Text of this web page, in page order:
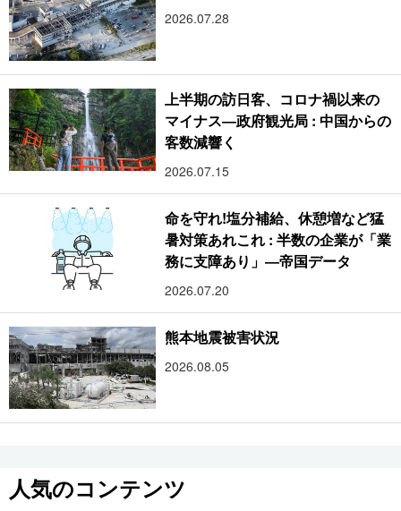
2026.07.28
上半期の訪日客、コロナ禍以来の
マイナス―政府観光局 : 中国からの
客数減響く
2026.07.15
命を守れ!塩分補給、休憩増など猛
暑対策あれこれ : 半数の企業が「業
務に支障あり」―帝国データ
2026.07.20
熊本地震被害状況
2026.08.05
人気のコンテンツ